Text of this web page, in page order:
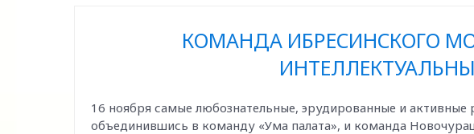
КОМАНДА ИБРЕСИНСКОГО
16 ноября самые любознательные, эрудированные и
объединившись в команду «Ума палата», и команда